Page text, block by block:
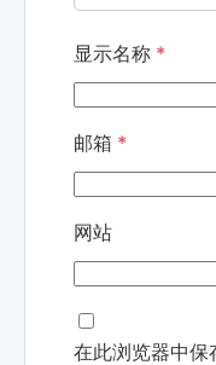
显示名称 *
邮箱 *
网站
在此浏览器中保